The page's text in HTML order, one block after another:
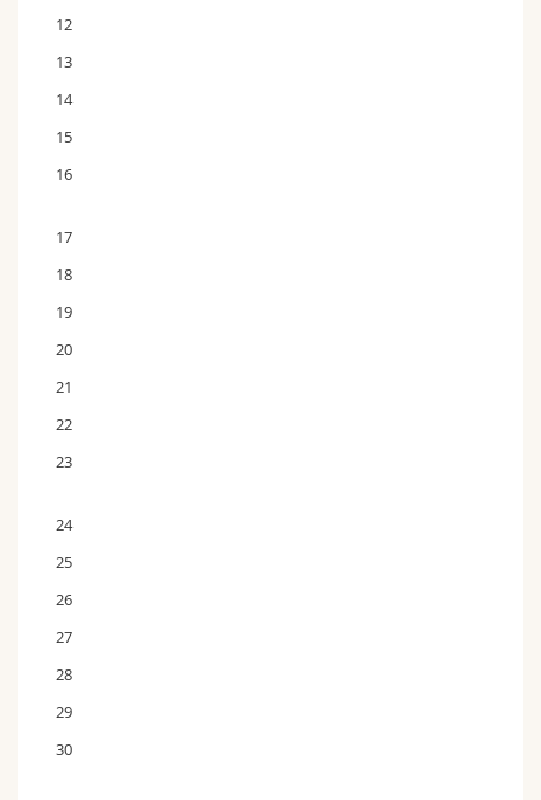
12
13
14
15
16
17
18
19
20
21
22
23
24
25
26
27
28
29
30